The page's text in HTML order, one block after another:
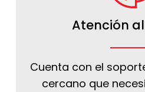
Atención
Cuenta con el
cercano que